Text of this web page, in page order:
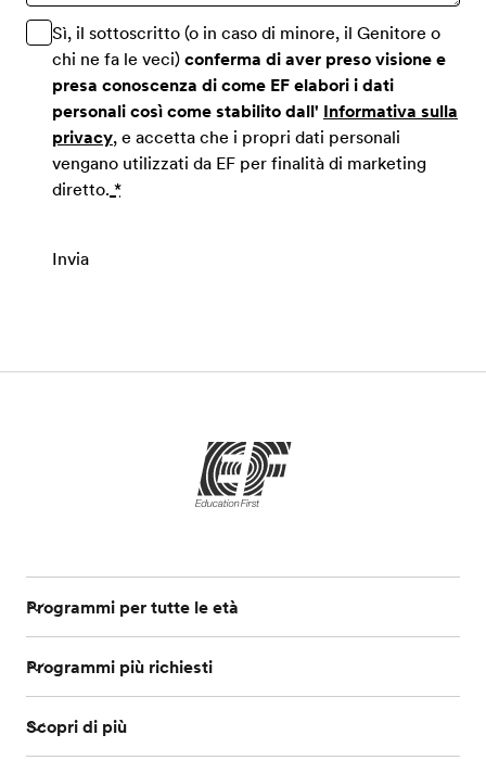
Sì, il sottoscritto (o in caso di minore, il Genitore o
chi ne fa le veci)conferma di aver preso visione e
presa conoscenza di come EF elabori i dati
personali così come stabilito dall' Informativa sulla
privacy, e accetta che i propri dati personali
vengano utilizzati da EF per finalità di marketing
diretto. *
Invia
Programmi per tutte le età
Programmi più richiesti
Scopri di più